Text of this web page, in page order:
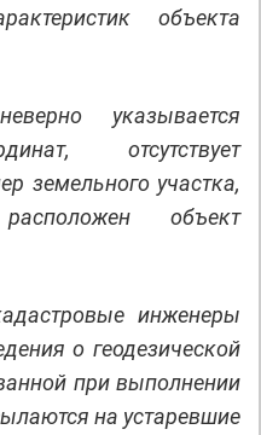
объекта
указывается
отсутствует
земельного участка,
объект
инженеры
о геодезической
при выполнении
на устаревшие